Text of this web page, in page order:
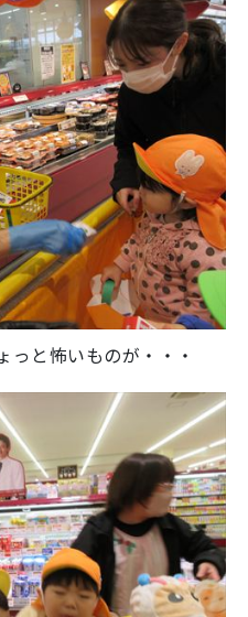
っと怖いものが・・・